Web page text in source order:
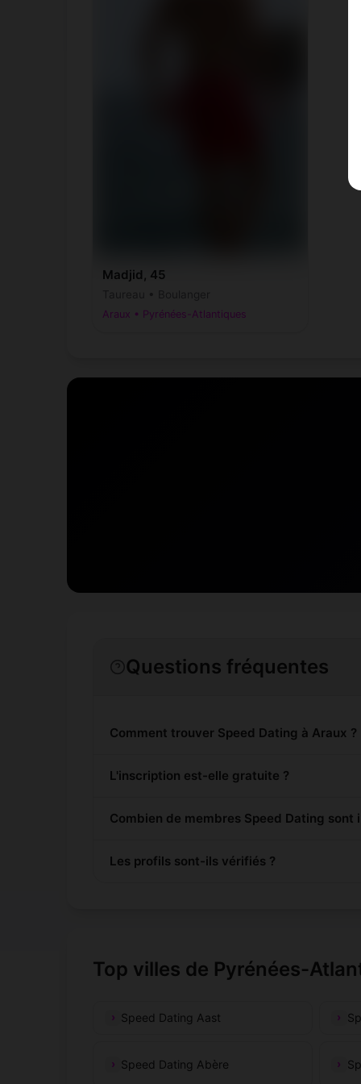
Madjid, 45
Araux • Pyrénées-Atlantiques
Questions fréquentes
Comment trouver Speed Dating à Araux ?
L'inscription est-elle gratuite ?
Combien de membres Speed Dating sont
Les profils sont-ils vérifiés ?
Top villes de Pyrénées-
Speed Dating Aast
Speed Dating Abère